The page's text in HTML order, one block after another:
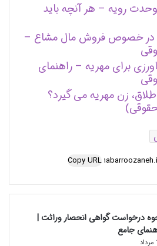
رویه – هر آنچه باید
در خصوص فروش مال مشاع –
برای مهریه – راهنمای
زن مهریه می گیرد؟
Copy URL
درخواست گواهی انحصار وراثت |
جامع